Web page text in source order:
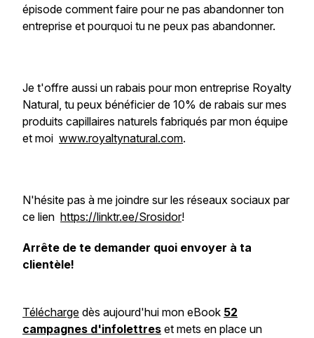
épisode comment faire pour ne pas abandonner ton
entreprise et pourquoi tu ne peux pas abandonner.
Je t'offre aussi un rabais pour mon entreprise Royalty
Natural, tu peux bénéficier de 10% de rabais sur mes
produits capillaires naturels fabriqués par mon équipe
et moi www.royaltynatural.com.
N'hésite pas à me joindre sur les réseaux sociaux par
ce lien https://linktr.ee/Srosidor!
Arrête de te demander quoi envoyer à ta
clientèle!
Télécharge dès aujourd'hui mon eBook 52
campagnes d'infolettres et mets en place un